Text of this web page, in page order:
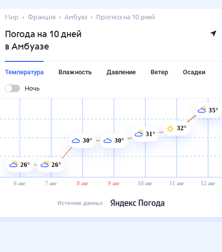
Мир Франция Амбуаз Прогноз на 10 дней
Погода на 10 дней
в Амбуазе
Температура Влажность Давление Ветер Осадки
Ночь
6 авг 7 авг 8 авг 9 авг 10 авг 11 авг 12 авг
26° 26°
30° 30°
31°
32°
35°
Источник данных